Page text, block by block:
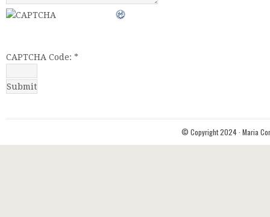
CAPTCHA Code: *
© Copyright 2024 · Maria